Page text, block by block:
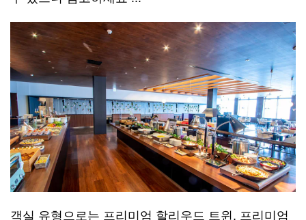
객실 유형으로는 프리미엄 할리우드 트윈, 프리미엄